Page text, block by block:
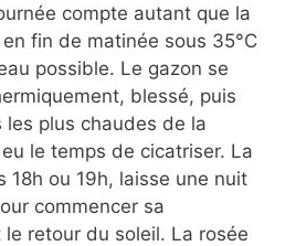
compte autant que la
fin de matinée sous 35°C
possible. Le gazon se
blessé, puis
les plus chaudes de la
le temps de cicatriser. La
18h ou 19h, laisse une nuit
commencer sa
retour du soleil. La rosée